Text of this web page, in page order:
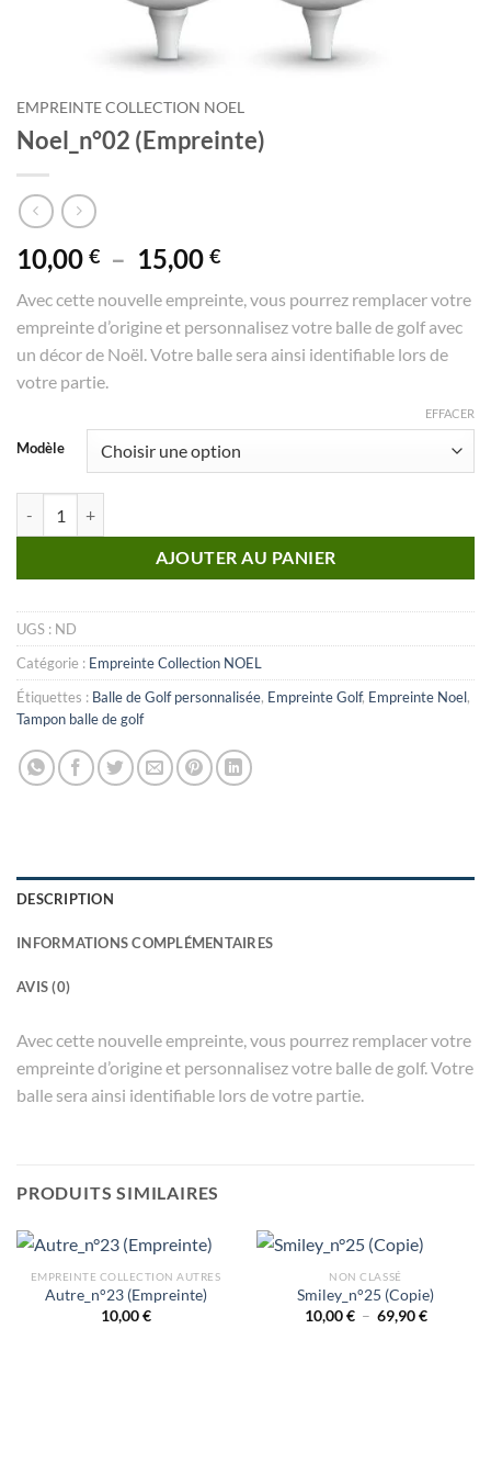
EMPREINTE COLLECTION NOEL
Noel_n°02 (Empreinte)
10,00 € – 15,00 €Plage
prix :
10,00 €
à
Avec cette nouvelle empreinte, vous pourrez remplacer votre
empreinte d’origine et personnalisez votre balle de golf avec
un décor de Noël. Votre balle sera ainsi identifiable lors de
votre partie.
Modèle
EFFACER
AJOUTER AU PANIER
UGS : ND
Catégorie : Empreinte Collection NOEL
Étiquettes : Balle de Golf personnalisée, Empreinte Golf, Empreinte Noel,
Tampon balle de golf
DESCRIPTION
INFORMATIONS COMPLÉMENTAIRES
AVIS (0)
Avec cette nouvelle empreinte, vous pourrez remplacer votre
empreinte d’origine et personnalisez votre balle de golf. Votre
balle sera ainsi identifiable lors de votre partie.
PRODUITS SIMILAIRES
EMPREINTE COLLECTION AUTRES
Autre_n°23 (Empreinte)
10,00€
NON CLASSÉ
Smiley_n°25 (Copie)
10,00€ – 69,90€Plage